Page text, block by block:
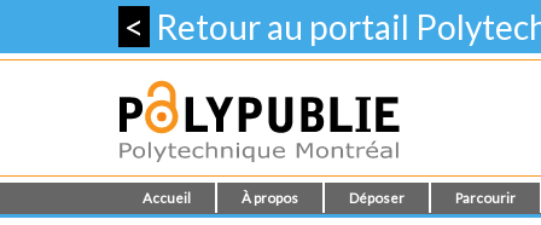
< Retour au portail
Accueil À propos Déposer Parcourir